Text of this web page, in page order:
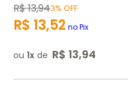
Escrever avaliação
R$13,943% OFF
R$ 13,52 no Pix
ou 1 de R$ 13,94